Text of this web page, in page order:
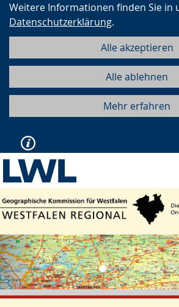
Weitere Informationen finden Sie in
Datenschutzerklärung.
Alle akzeptieren
Alle ablehnen
Mehr erfahren
Vorherige